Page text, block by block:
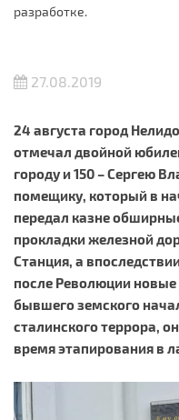
разработке.
27.08.2019
24 августа город
отмечал двойной
городу и 150 – Сергею
помещику, который в
передал казне
прокладки железной
Станция, а
после Революции новые
бывшего земского
сталинского террора,
время этапирования в